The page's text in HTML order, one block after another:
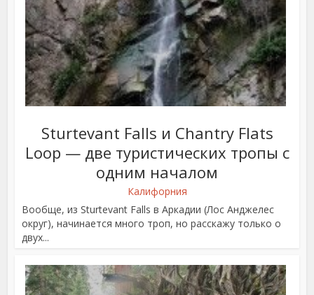
Sturtevant Falls и Chantry Flats
Loop — две туристических тропы с
одним началом
Калифорния
Вообще, из Sturtevant Falls в Аркадии (Лос Анджелес
округ), начинается много троп, но расскажу только о
двух...